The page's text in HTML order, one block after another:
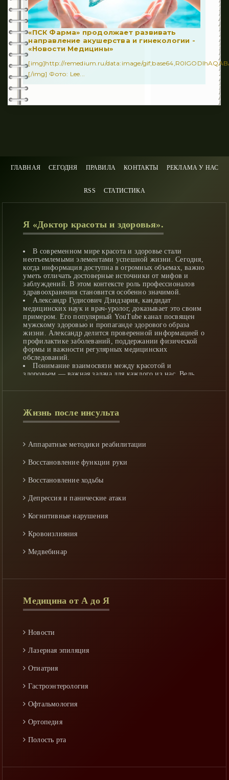
«ПСК Фарма» продолжает развивать
направление акушерства и гинекологии -
«Новости Медицины»
[img]http://remedium.ru/dаta:image/
[/img] Фото: Lee...
ГЛАВНАЯ СЕГОДНЯ ПРАВИЛА КОНТАКТЫ РЕКЛАМА У НАС
RSS СТАТИСТИКА
Я «Доктор красоты и здоровья».
В современном мире красота и здоровье стали
неотъемлемыми элементами успешной жизни. Сегодня,
когда информация доступна в огромных объемах, важно
уметь отличать достоверные источники от мифов и
заблуждений. В этом контексте роль профессионалов
здравоохранения становится особенно значимой.
Александр Гудисович Дзидзария, кандидат
медицинских наук и врач-уролог, доказывает это своим
примером. Его популярный YouTube канал посвящен
мужскому здоровью и пропаганде здорового образа
жизни. Александр делится проверенной информацией о
профилактике заболеваний, поддержании физической
формы и важности регулярных медицинских
обследований.
Понимание взаимосвязи между красотой и
здоровьем — важная задача для каждого из нас. Ведь
теле и разуме. Образованные специалисты, такие как
Подводя итог: быть красивым — значит
многопрофильный новостной сайт в мире медицины.
опираться на государство.
ответственности за публикации.
Жизнь после инcульта
Аппаратные методики реабилитации
Восстановление функции руки
Восстановление ходьбы
Депрессия и панические атаки
Когнитивные нарушения
Кровоизлияния
Медвебинар
Профилактика
Медицина от А до Я
Новости
Лазерная эпиляция
Отиатрия
Гастроэнтерология
Офтальмология
Ортопедия
Полость рта